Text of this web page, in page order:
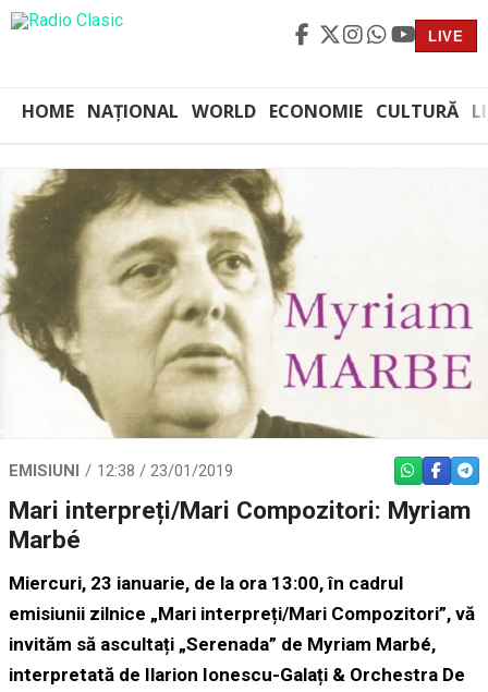
LIVE
HOME NAȚIONAL WORLD ECONOMIE CULTURĂ
EMISIUNI 12:38 / 23/01/2019 WHATSAPP
Mari interpreți/Mari Compozitori: Myriam
Marbé
Miercuri, 23 ianuarie, de la ora 13:00, în cadrul
emisiunii zilnice „Mari interpreți/Mari Compozitori”, vă
invităm să ascultați „Serenada” de Myriam Marbé,
interpretată de Ilarion Ionescu-Galați & Orchestra De